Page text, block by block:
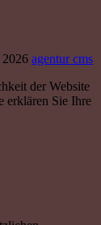
agentur cms
der Website
erklären Sie Ihre